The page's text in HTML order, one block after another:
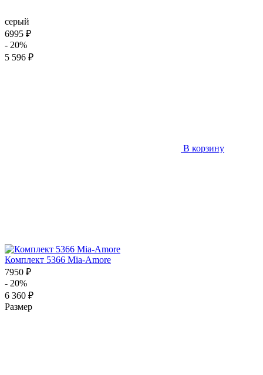
серый
6995 ₽
- 20%
5 596 ₽
В корзину
Комплект 5366 Mia-Amore
7950 ₽
- 20%
6 360 ₽
Размер